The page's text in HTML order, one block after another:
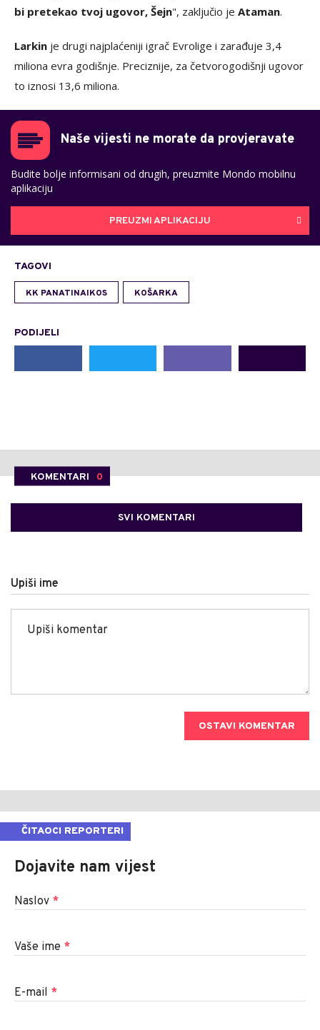
bi pretekao tvoj ugovor, Šejn", zaključio je Ataman.
Larkin je drugi najplaćeniji igrač Evrolige i zarađuje 3,4
miliona evra godišnje. Preciznije, za četvorogodišnji ugovor
to iznosi 13,6 miliona.
Naše vijesti ne morate da provjeravate
Budite bolje informisani od drugih, preuzmite Mondo mobilnu
aplikaciju
PREUZMI APLIKACIJU
TAGOVI
KK PANATINAIKOS KOŠARKA
PODIJELI
KOMENTARI 0
SVI KOMENTARI
Upiši ime
OSTAVI KOMENTAR
ČITAOCI REPORTERI
Dojavite nam vijest
Naslov *
Vaše ime *
E-mail *